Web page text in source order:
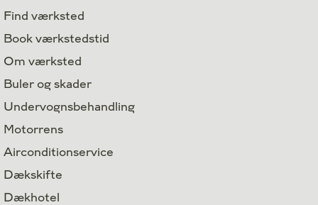
Find værksted
Book værkstedstid
Om værksted
Buler og skader
Undervognsbehandling
Motorrens
Airconditionservice
Dækskifte
Dækhotel